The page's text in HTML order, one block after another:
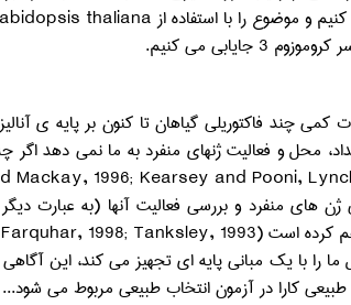
و موضوع را با استفاده ازthaliana
3 جایابی می کنیم.
چند فاکتوریلی گیاهان تا کنون بر پایه ی
محل و فعالیت ژنهای منفرد به ما نمی دهد
Mackay, 1996; Kearsey and Pooni,
ژن های منفرد و بررسی فعالیت آنها (به عبارت
کرده است (Tanksley, 1993
1998;
ما را با یک مبانی پایه ای تجهیز می کند، این
طبیعی کارا در آزمون انتخاب طبیعی مربوط می شود...